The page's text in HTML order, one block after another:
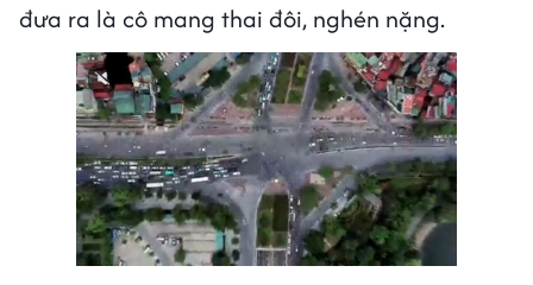
đưa ra là cô mang thai đôi, nghén nặng.